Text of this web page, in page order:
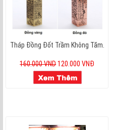
Tháp Đồng Đốt Trầm Không Tăm.
160.000 VND120.000 VNĐ